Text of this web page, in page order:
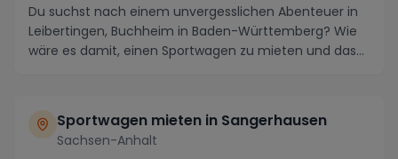
Du suchst nach einem unvergesslichen Abenteuer in
Leibertingen, Buchheim in Baden-Württemberg? Wie
wäre es damit, einen Sportwagen zu mieten und das
Sportwagen mieten in Sangerhausen
Sachsen-Anhalt